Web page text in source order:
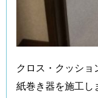
クロス・クッショ
紙巻き器を施工し